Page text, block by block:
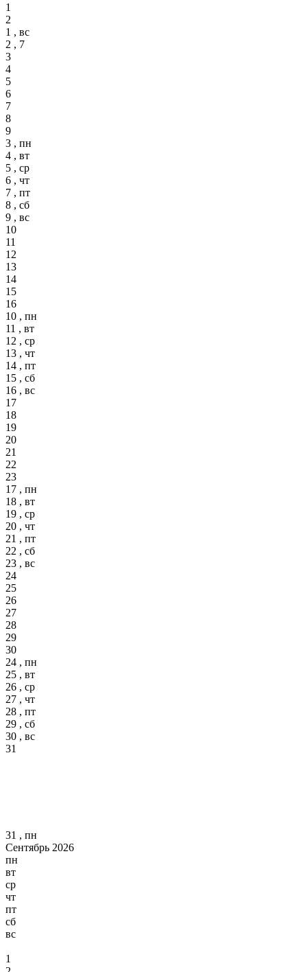
1
2
1 , вс
2 , 7
3
4
5
6
7
8
9
3 , пн
4 , вт
5 , ср
6 , чт
7 , пт
8 , сб
9 , вс
10
11
12
13
14
15
16
10 , пн
11 , вт
12 , ср
13 , чт
14 , пт
15 , сб
16 , вс
17
18
19
20
21
22
23
17 , пн
18 , вт
19 , ср
20 , чт
21 , пт
22 , сб
23 , вс
24
25
26
27
28
29
30
24 , пн
25 , вт
26 , ср
27 , чт
28 , пт
29 , сб
30 , вс
31
31 , пн
Сентябрь 2026
пн
вт
ср
чт
пт
сб
вс
1